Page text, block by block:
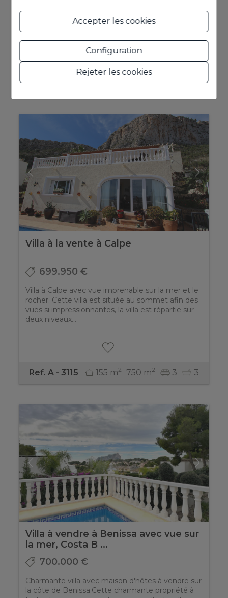
Ref. JJWT7NJ 283 m 674 m 5 3
Villa à la vente à Calpe
699.950 €
Villa à Calpe avec vue imprenable sur la mer et le
rocher. Cette villa est située au sommet afin des
vues si impressionnantes, la villa est répartie sur
deux niveaux...
Ref. A - 3115 155 m2 750 m2 3 3
Villa à vendre à Benissa avec vue sur
la mer, Costa B ...
700.000 €
Charmante villa avec maison d'hôtes à vendre sur
la côte de Benissa.Cette charmante propriété à
Accepter les cookies
Configuration
Rejeter les cookies